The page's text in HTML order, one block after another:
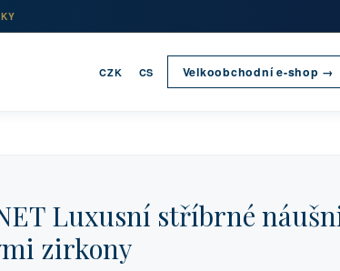
CZK CS Velkoobchodní e-shop →
Luxusní stříbrné
zirkony